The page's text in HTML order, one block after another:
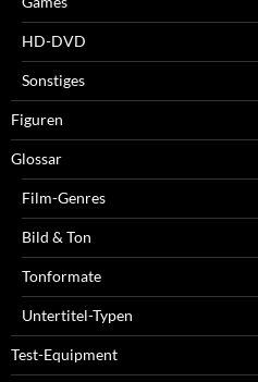
HD-DVD
Sonstiges
Figuren
Glossar
Film-Genres
Bild & Ton
Tonformate
Untertitel-Typen
Test-Equipment